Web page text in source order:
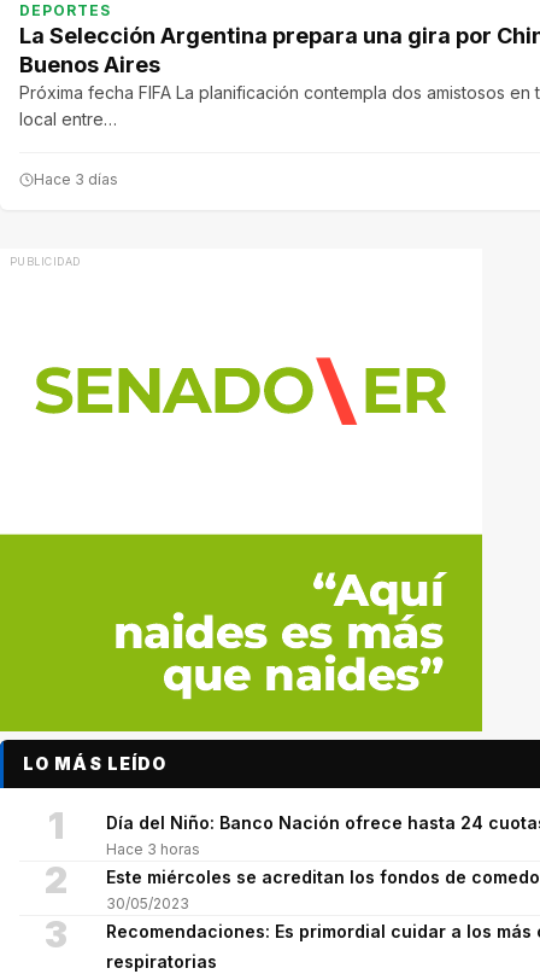
DEPORTES
La Selección Argentina prepara una gira por
Buenos Aires
Próxima fecha FIFA La planificación contempla dos amistosos
local entre…
Hace 3 días
LO MÁS LEÍDO
1 Día del Niño: Banco Nación ofrece hasta 24
Hace 3 horas
2 Este miércoles se acreditan los fondos de
30/05/2023
3
Recomendaciones: Es primordial cuidar a los
respiratorias